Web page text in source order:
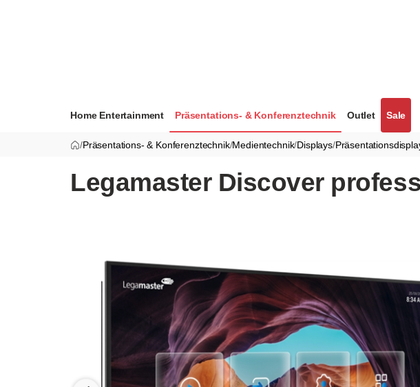
Home Entertainment Präsentations- & Konferenztechnik Outlet Sale
/Präsentations- & Konferenztechnik/Medientechnik/Displays/
Legamaster Discover